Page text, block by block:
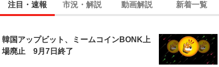
注目・速報 市況・解説 動画解説 新着一覧
韓国アップビット、ミームコインBONK上
場廃止 9月7日終了